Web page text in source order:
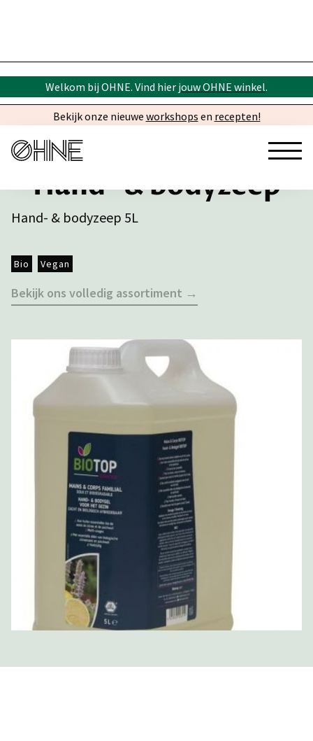
Welkom bij OHNE. Vind hier jouw OHNE winkel.
Bekijk onze nieuwe workshops en recepten!
Hand- & bodyzeep
Hand- & bodyzeep 5L
Bio Vegan
Bekijk ons volledig assortiment →